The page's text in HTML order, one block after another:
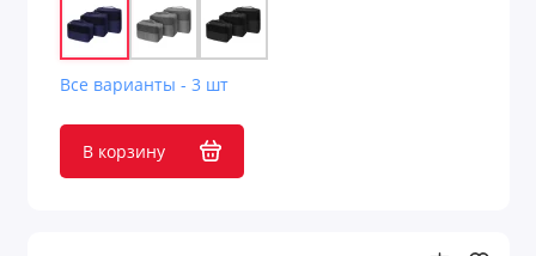
Все варианты - 3 шт
В корзину